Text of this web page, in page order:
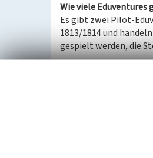
Wie viele Eduventures
Es gibt zwei Pilot-
1813/1814 und
gespielt werden, die
Dieses Eduventure in
Jahreswechsel der
statt. Direkt aus der
Schlesische Armee
überrumpelt und